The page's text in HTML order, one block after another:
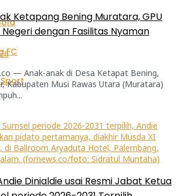
FC
Ketapang Bening Muratara, GPU
dengan Fasilitas Nyaman
— Anak-anak di Desa Ketapat Bening,
Kabupaten Musi Rawas Utara (Muratara)
Dinialdie usai Resmi Jabat Ketua